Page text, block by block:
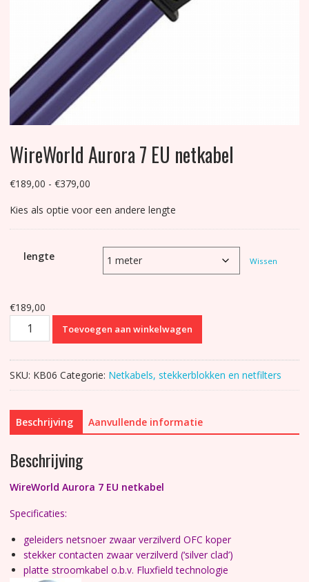
WireWorld Aurora 7 EU netkabel
€189,00 - €379,00Prijsklasse:
tot
€379,00
Kies als optie voor een andere lengte
lengte Wissen
€189,00
WireWorld
Aurora
netkabel
Toevoegen aan winkelwagen
SKU: KB06 Categorie: Netkabels, stekkerblokken en netfilters
Beschrijving Aanvullende informatie
Beschrijving
WireWorld Aurora 7 EU netkabel
Specificaties:
geleiders netsnoer zwaar verzilverd OFC koper
stekker contacten zwaar verzilverd (‘silver clad’)
platte stroomkabel o.b.v. Fluxfield technologie